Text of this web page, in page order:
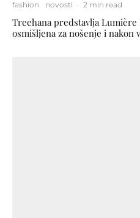
fashion novosti · 2 min read
Treehana predstavlja
osmišljena za nošenje i nakon